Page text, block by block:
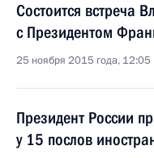
Состоится встреча
с Президентом
25 ноября 2015 года, 12:05
Президент России
у 15 послов